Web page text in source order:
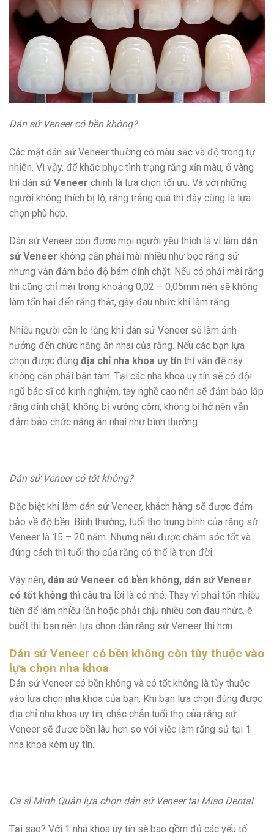
Dán sứ Veneer có bền không?
Các mặt dán sứ Veneer thường có màu sắc và độ trong tự
nhiên. Vì vậy, để khắc phục tình trạng răng xỉn màu, ố vàng
thì dán sứ Veneer chính là lựa chọn tối ưu. Và với những
người không thích bị lộ, răng trắng quá thì đây cũng là lựa
chọn phù hợp.
Dán sứ Veneer còn được mọi người yêu thích là vì làm dán
sứ Veneer không cần phải mài nhiều như bọc răng sứ
nhưng vẫn đảm bảo độ bám dính chặt. Nếu có phải mài răng
thì cũng chỉ mài trong khoảng 0,02 – 0,05mm nên sẽ không
làm tổn hại đến răng thật, gây đau nhức khi làm răng.
Nhiều người còn lo lắng khi dán sứ Veneer sẽ làm ảnh
hưởng đến chức năng ăn nhai của răng. Nếu các bạn lựa
chọn được đúng địa chỉ nha khoa uy tín thì vấn đề này
không cần phải bận tâm. Tại các nha khoa uy tín sẽ có đội
ngũ bác sĩ có kinh nghiệm, tay nghề cao nên sẽ đảm bảo lắp
răng dính chặt, không bị vướng cộm, không bị hở nên vẫn
đảm bảo chức năng ăn nhai như bình thường.
Dán sứ Veneer có tốt không?
Đặc biệt khi làm dán sứ Veneer, khách hàng sẽ được đảm
bảo về độ bền. Bình thường, tuổi thọ trung bình của răng sứ
Veneer là 15 – 20 năm. Nhưng nếu được chăm sóc tốt và
đúng cách thì tuổi thọ của răng có thể là trọn đời.
Vậy nên, dán sứ Veneer có bền không, dán sứ Veneer
có tốt không thì câu trả lời là có nhé. Thay vì phải tốn nhiều
tiền để làm nhiều lần hoặc phải chịu nhiều cơn đau nhức, ê
buốt thì bạn nên lựa chọn dán răng sứ Veneer thì hơn.
Dán sứ Veneer có bền không còn tùy thuộc vào
lựa chọn nha khoa
Dán sứ Veneer có bền không và có tốt không là tùy thuộc
vào lựa chọn nha khoa của bạn. Khi bạn lựa chọn đúng được
địa chỉ nha khoa uy tín, chắc chắn tuổi thọ của răng sứ
Veneer sẽ được bền lâu hơn so với việc làm răng sứ tại 1
nha khoa kém uy tín.
Ca sĩ Minh Quân lựa chọn dán sứ Veneer tại Miso Dental
Tại sao? Với 1 nha khoa uy tín sẽ bao gồm đủ các yếu tố